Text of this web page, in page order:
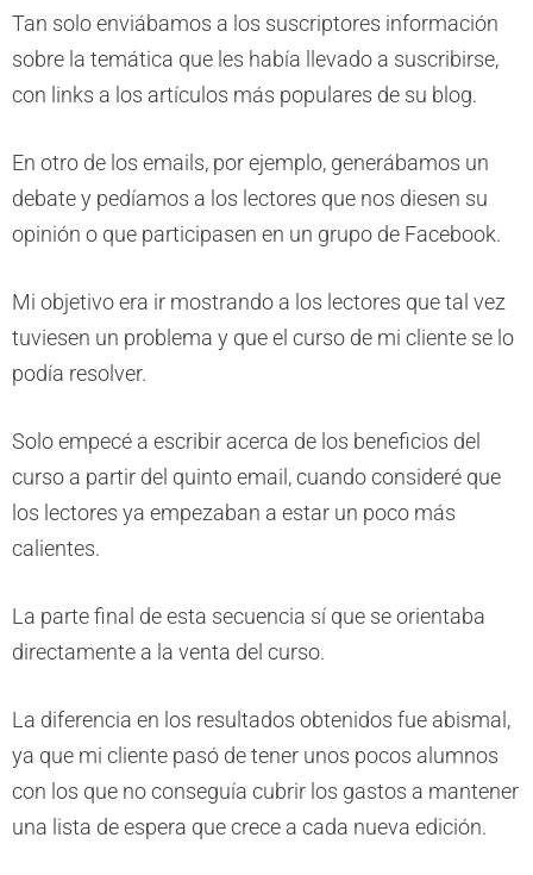
Tan solo enviábamos a los suscriptores información
sobre la temática que les había llevado a suscribirse,
con links a los artículos más populares de su blog.
En otro de los emails, por ejemplo, generábamos un
debate y pedíamos a los lectores que nos diesen su
opinión o que participasen en un grupo de Facebook.
Mi objetivo era ir mostrando a los lectores que tal vez
tuviesen un problema y que el curso de mi cliente se lo
podía resolver.
Solo empecé a escribir acerca de los beneficios del
curso a partir del quinto email, cuando consideré que
los lectores ya empezaban a estar un poco más
calientes.
La parte final de esta secuencia sí que se orientaba
directamente a la venta del curso.
La diferencia en los resultados obtenidos fue abismal,
ya que mi cliente pasó de tener unos pocos alumnos
con los que no conseguía cubrir los gastos a mantener
una lista de espera que crece a cada nueva edición.